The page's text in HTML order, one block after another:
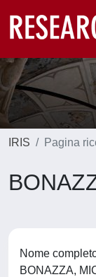
IRIS Pagina
Nome
BONAZZA,